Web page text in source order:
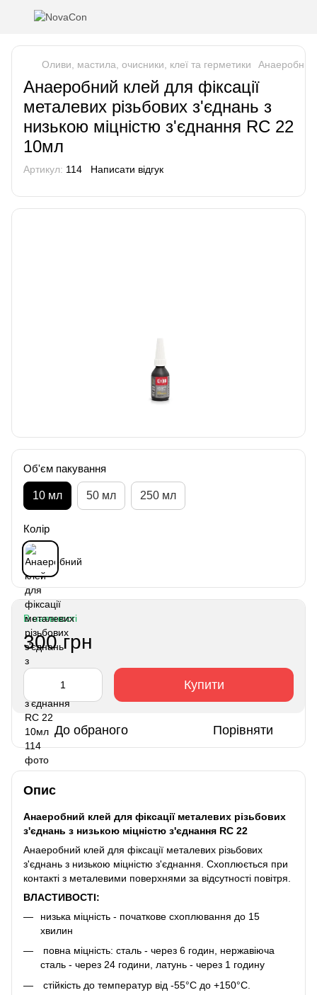
Оливи, мастила, очисники, клеї та герметики Анаеробні
Анаеробний клей для фіксації
металевих різьбових з'єднань з
низькою міцністю з'єднання RC 22
10мл
Артикул: 114 Написати відгук
Об'єм пакування
10 мл 50 мл 250 мл
Колір
В наявності
300 грн
Купити
До обраного Порівняти
Опис
Анаеробний клей для фіксації металевих різьбових
з'єднань з низькою міцністю з'єднання RC 22
Анаеробний клей для фіксації металевих різьбових
з'єднань з низькою міцністю з'єднання. Схоплюється при
контакті з металевими поверхнями за відсутності повітря.
ВЛАСТИВОСТІ:
низька міцність - початкове схоплювання до 15
хвилин
повна міцність: сталь - через 6 годин, нержавіюча
сталь - через 24 години, латунь - через 1 годину
стійкість до температур від -55°С до +150°С.